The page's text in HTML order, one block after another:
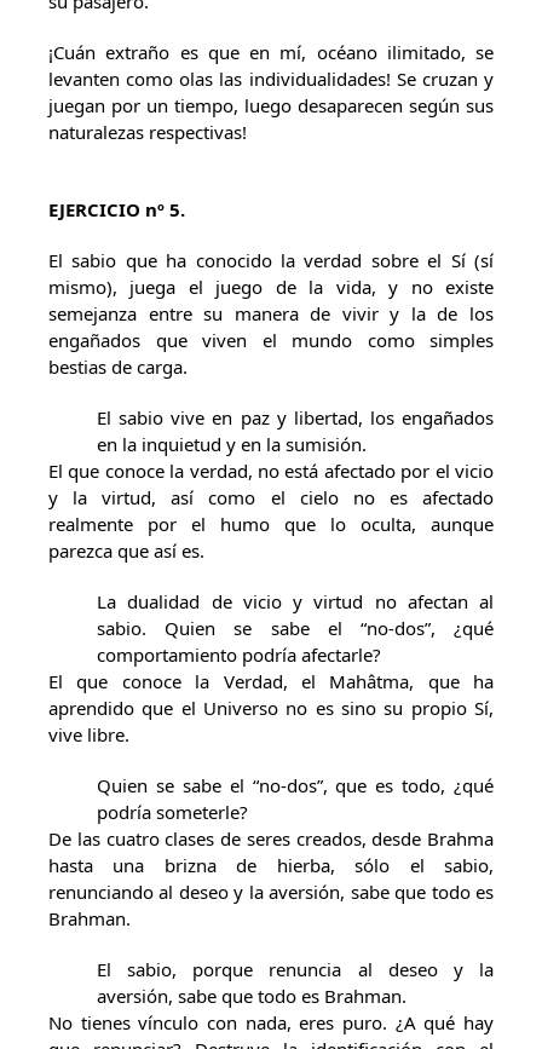
¡Cuán extraño es que en mí, océano ilimitado, se
levanten como olas las individualidades! Se cruzan y
juegan por un tiempo, luego desaparecen según sus
naturalezas respectivas!
EJERCICIO nº 5.
El sabio que ha conocido la verdad sobre el Sí (sí
mismo), juega el juego de la vida, y no existe
semejanza entre su manera de vivir y la de los
engañados que viven el mundo como simples
bestias de carga.
El sabio vive en paz y libertad, los engañados
en la inquietud y en la sumisión.
El que conoce la verdad, no está afectado por el vicio
y la virtud, así como el cielo no es afectado
realmente por el humo que lo oculta, aunque
parezca que así es.
La dualidad de vicio y virtud no afectan al
sabio. Quien se sabe el “no-dos”, ¿qué
comportamiento podría afectarle?
El que conoce la Verdad, el Mahâtma, que ha
aprendido que el Universo no es sino su propio Sí,
vive libre.
Quien se sabe el “no-dos”, que es todo, ¿qué
podría someterle?
De las cuatro clases de seres creados, desde Brahma
hasta una brizna de hierba, sólo el sabio,
renunciando al deseo y la aversión, sabe que todo es
Brahman.
El sabio, porque renuncia al deseo y la
aversión, sabe que todo es Brahman.
No tienes vínculo con nada, eres puro. ¿A qué hay